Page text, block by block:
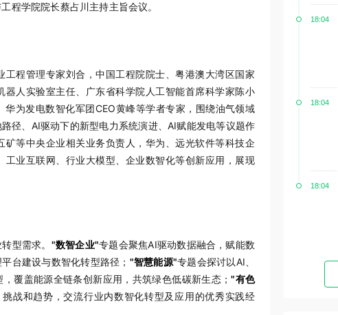
程学院院长蔡占川主持主旨会议。
程管理专家刘合，中国工程院院士、粤港澳大湾区国家
人实验室主任、广东省科学院人工智能首席科学家陈小
为发电数智化军团CEO黄峰等学者专家，围绕油气领域
径、AI驱动下的新型电力系统演进、AI赋能发电等议题作
等中央企业相关业务负责人，华为、远光软件等科技企
业互联网、行业大模型、企业数智化等创新应用，展现
型需求。 "数智企业"专题会聚焦AI驱动数据融合，赋能数
台建设与数智化转型路径； "智慧能源"专题会探讨以AI、
覆盖能源全链条创新应用，共筑绿色低碳新生态；"有色
战和趋势，交流行业内数智化转型及应用的优秀实践经
18:04
18:04
18:04